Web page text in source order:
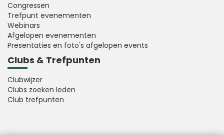
Congressen
Trefpunt evenementen
Webinars
Afgelopen evenementen
Presentaties en foto's afgelopen events
Clubs & Trefpunten
Clubwijzer
Clubs zoeken leden
Club trefpunten